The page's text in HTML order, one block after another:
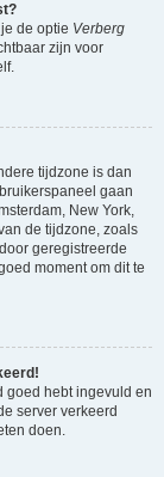
de optie Verberg
zijn voor
tijdzone is dan
gaan
New York,
de tijdzone, zoals
geregistreerde
moment om dit te
goed hebt ingevuld en
server verkeerd
doen.